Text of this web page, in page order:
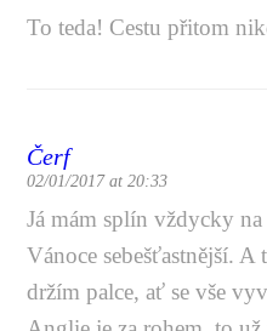
To teda! Cestu přitom
Čerf
02/01/2017 at 20:33
Já mám splín vždycky
Vánoce sebešťastnější. A
držím palce, ať se vše